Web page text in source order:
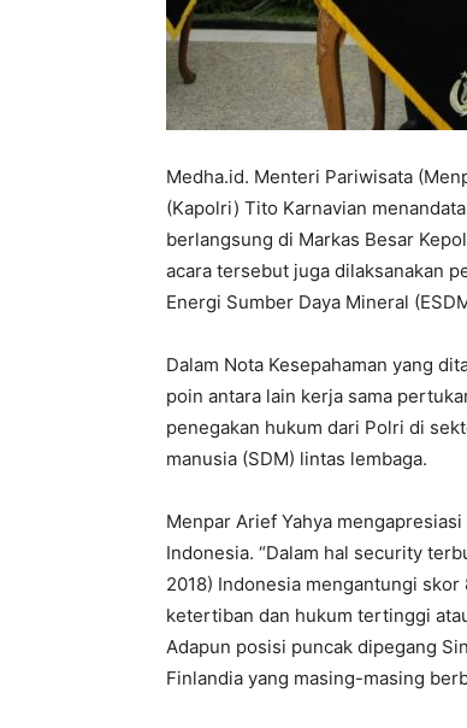
Medha.id. Menteri Pariwisata
(Kapolri) Tito Karnavian
berlangsung di Markas Besar
acara tersebut juga dilaksanakan
Energi Sumber Daya Mineral
Dalam Nota Kesepahaman yang
poin antara lain kerja sama
penegakan hukum dari Polri di
manusia (SDM) lintas lembaga.
Menpar Arief Yahya
Indonesia. “Dalam hal security
2018) Indonesia mengantungi
ketertiban dan hukum tertinggi
Adapun posisi puncak dipegang
Finlandia yang masing-masing